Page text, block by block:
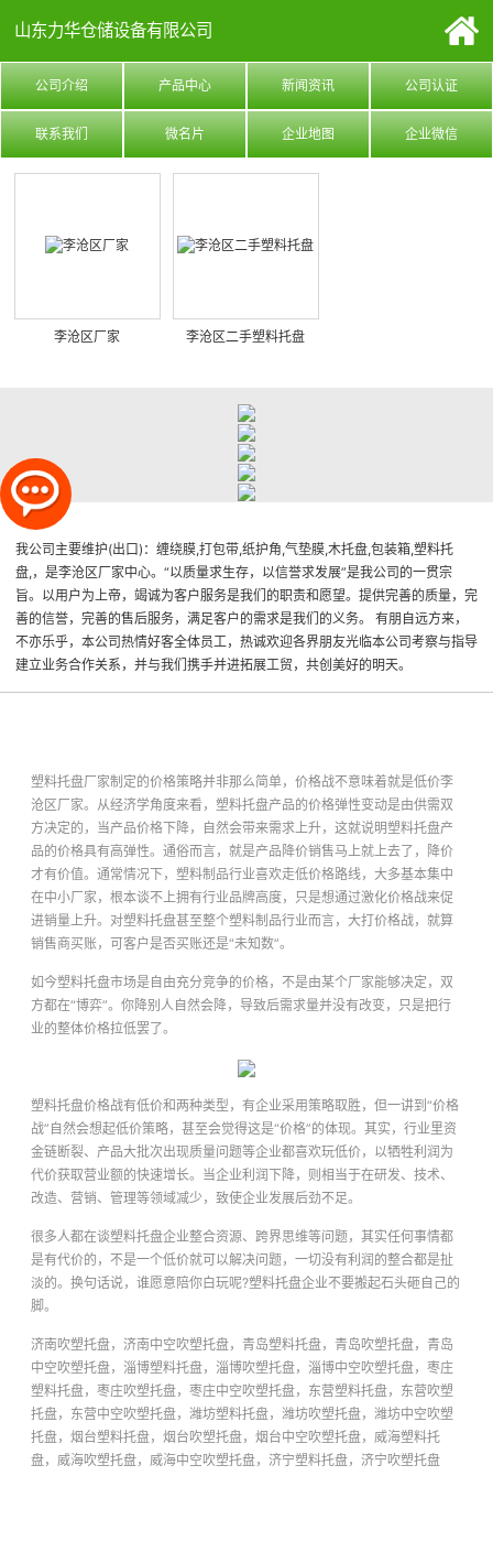
山东力华仓储设备有限公司
公司介绍 产品中心 新闻资讯 公司认证
联系我们 微名片 企业地图 企业微信
李沧区厂家 李沧区二手塑料托盘
我公司主要维护(出口)：缠绕膜,打包带,纸护角,气垫膜,木托盘,包装箱,塑料托
盘,，是李沧区厂家中心。“以质量求生存，以信誉求发展”是我公司的一贯宗
旨。以用户为上帝，竭诚为客户服务是我们的职责和愿望。提供完善的质量，完
善的信誉，完善的售后服务，满足客户的需求是我们的义务。 有朋自远方来，
不亦乐乎，本公司热情好客全体员工，热诚欢迎各界朋友光临本公司考察与指导
建立业务合作关系，并与我们携手并进拓展工贸，共创美好的明天。
塑料托盘厂家制定的价格策略并非那么简单，价格战不意味着就是低价李
沧区厂家。从经济学角度来看， 塑料托盘产品的价格弹性变动是由供需双
方决定的，当产品价格下降，自然会带来需求上升，这就说明塑料托盘产
品的价格具有高弹性。通俗而言，就是产品降价销售马上就上去了，降价
才有价值。通常情况下，塑料制品行业喜欢走低价格路线，大多基本集中
在中小厂家，根本谈不上拥有行业品牌高度，只是想通过激化价格战来促
进销量上升。对塑料托盘甚至整个塑料制品行业而言，大打价格战，就算
销售商买账，可客户是否买账还是“未知数”。
如今塑料托盘市场是自由充分竞争的价格，不是由某个厂家能够决定，双
方都在“博弈”。你降别人自然会降，导致后需求量并没有改变，只是把行
业的整体价格拉低罢了。
塑料托盘价格战有低价和两种类型，有企业采用策略取胜，但一讲到“价格
战”自然会想起低价策略，甚至会觉得这是“价格”的体现。其实，行业里资
金链断裂、产品大批次出现质量问题等企业都喜欢玩低价，以牺牲利润为
代价获取营业额的快速增长。当企业利润下降，则相当于在研发、技术、
改造、营销、管理等领域减少，致使企业发展后劲不足。
很多人都在谈塑料托盘企业整合资源、跨界思维等问题，其实任何事情都
是有代价的，不是一个低价就可以解决问题，一切没有利润的整合都是扯
淡的。换句话说，谁愿意陪你白玩呢?塑料托盘企业不要搬起石头砸自己的
脚。
济南吹塑托盘，济南中空吹塑托盘，青岛塑料托盘，青岛吹塑托盘，青岛
中空吹塑托盘，淄博塑料托盘，淄博吹塑托盘，淄博中空吹塑托盘，枣庄
塑料托盘，枣庄吹塑托盘，枣庄中空吹塑托盘，东营塑料托盘，东营吹塑
托盘，东营中空吹塑托盘，潍坊塑料托盘，潍坊吹塑托盘，潍坊中空吹塑
托盘，烟台塑料托盘，烟台吹塑托盘，烟台中空吹塑托盘，威海塑料托
盘，威海吹塑托盘，威海中空吹塑托盘，济宁塑料托盘，济宁吹塑托盘